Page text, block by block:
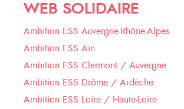
WEB SOLIDAIRE
Ambition ESS Auvergne-Rhône-Alpes
Ambition ESS Ain
Ambition ESS Clermont / Auvergne
Ambition ESS Drôme / Ardèche
Ambition ESS Loire / Haute-Loire